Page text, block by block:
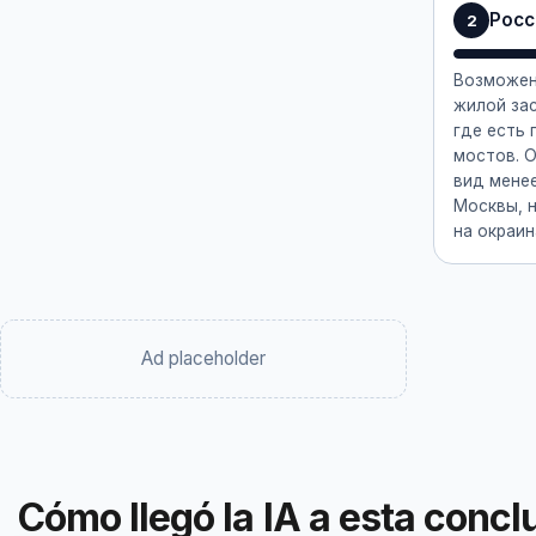
2
жилой
где есть
мостов.
вид
Москвы,
на
Ad placeholder
Cómo llegó la IA a esta